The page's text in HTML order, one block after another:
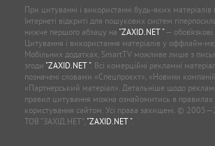
При цитуванні і використанні будь-яких матеріалів
Інтернеті відкриті для пошукових систем
нижче першого абзацу на "ZAXID.NET "— обов’язкові.
Цитування і використання матеріалів у оффлайн-
Мобільних додатках, SmartTV можливе лише з
згоди "ZAXID.NET ". Всі комерційні рекламні
позначені словами «Спецпроєкт», «Новини
«Партнерський матеріал». Детальніше щодо
правил цитування можна ознайомитись в правилах
користування сайтом. Усі права захищені. ©
ТОВ “ЗАХІД.НЕТ”, "ZAXID.NET ".